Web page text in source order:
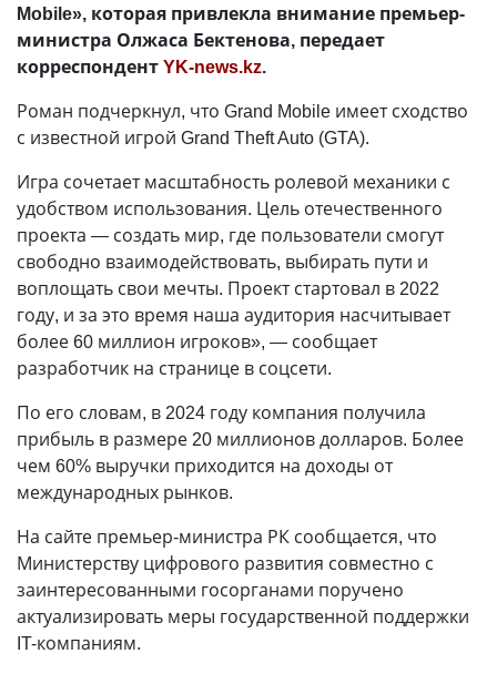
Mobile», которая привлекла внимание премьер-
министра Олжаса Бектенова, передает
корреспондентYK-news.kz.
Роман подчеркнул, что Grand Mobile имеет сходство
с известной игрой Grand Theft Auto (GTA).
Игра сочетает масштабность ролевой механики с
удобством использования. Цель отечественного
проекта — создать мир, где пользователи смогут
свободно взаимодействовать, выбирать пути и
воплощать свои мечты. Проект стартовал в 2022
году, и за это время наша аудитория насчитывает
более 60 миллион игроков», — сообщает
разработчик на странице в соцсети.
По его словам, в 2024 году компания получила
прибыль в размере 20 миллионов долларов. Более
чем 60% выручки приходится на доходы от
международных рынков.
На сайте премьер-министра РК сообщается, что
Министерству цифрового развития совместно с
заинтересованными госорганами поручено
актуализировать меры государственной поддержки
IT-компаниям.